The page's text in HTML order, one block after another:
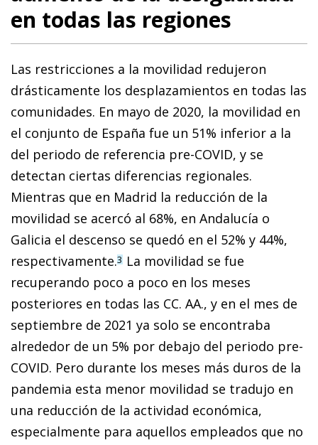
en todas las regiones
Las restricciones a la movilidad redujeron
drásticamente los desplazamientos en todas las
comunidades. En mayo de 2020, la movilidad en
el conjunto de España fue un 51% inferior a la
del periodo de referencia pre-COVID, y se
detectan ciertas diferencias regionales.
Mientras que en Madrid la reducción de la
movilidad se acercó al 68%, en Andalucía o
Galicia el descenso se quedó en el 52% y 44%,
respectivamente.3 La movilidad se fue
recuperando poco a poco en los meses
posteriores en todas las CC. AA., y en el mes de
septiembre de 2021 ya solo se encontraba
alrededor de un 5% por debajo del periodo pre-
COVID. Pero durante los meses más duros de la
pandemia esta menor movilidad se tradujo en
una reducción de la actividad económica,
especialmente para aquellos empleados que no